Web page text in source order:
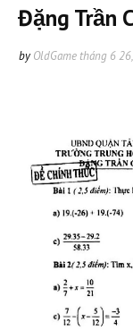
Đặng Trần
by OldGame tháng 6